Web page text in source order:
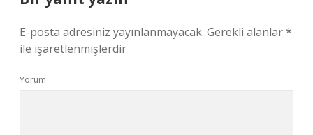
E-posta adresiniz yayınlanmayacak. Gerekli alanlar*
ile işaretlenmişlerdir
Yorum